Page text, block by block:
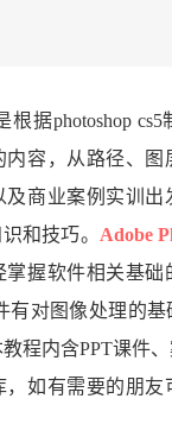
根据photoshop
内容，从路径、
及商业案例实训出
和技巧。 Adobe
掌握软件相关基础
有对图像处理的
程内含PPT课件
，如有需要的朋